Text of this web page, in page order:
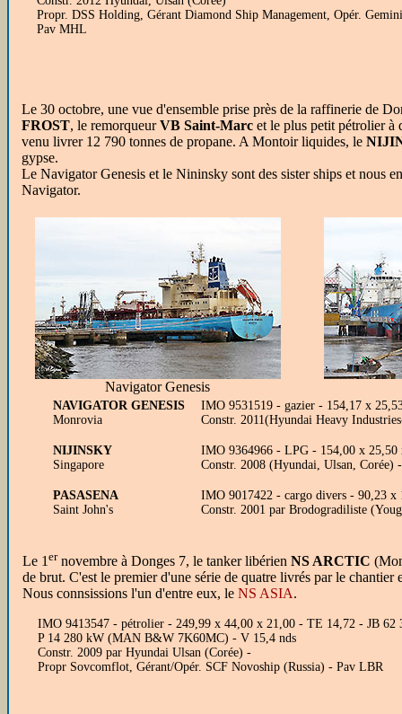
Propr. DSS Holding, Gérant Diamond Ship Management, Opér.
Pav MHL
Le 30 octobre, une vue d'ensemble prise près de la raffinerie de
FROST, le remorqueurVB Saint-Marc et le plus petit pétrolier à
venu livrer 12 790 tonnes de propane. A Montoir liquides, le
gypse.
Le Navigator Genesis et le Nininsky sont des sister ships et nous
Navigator.
Navigator Genesis
NAVIGATOR GENESIS
Monrovia
IMO 9531519 - gazier - 154,17 x
Constr. 2011(Hyundai Heavy
NIJINSKY
Singapore
IMO 9364966 - LPG - 154,00 x
Constr. 2008 (Hyundai, Ulsan, Corée)
PASASENA
Saint John's
IMO 9017422 - cargo divers - 90,23
Constr. 2001 par Brodogradiliste
Le 1 ernovembre à Donges 7, le tanker libérien NS ARCTIC
de brut. C'est le premier d'une série de quatre livrés par le chantier
Nous connsissions l'un d'entre eux, le NS ASIA.
IMO 9413547 - pétrolier - 249,99 x 44,00 x 21,00 - TE 14,72 - JB 62
P 14 280 kW (MAN B&W 7K60MC) - V 15,4 nds
Constr. 2009 par Hyundai Ulsan (Corée) -
Propr Sovcomflot, Gérant/Opér. SCF Novoship (Russia) - Pav LBR